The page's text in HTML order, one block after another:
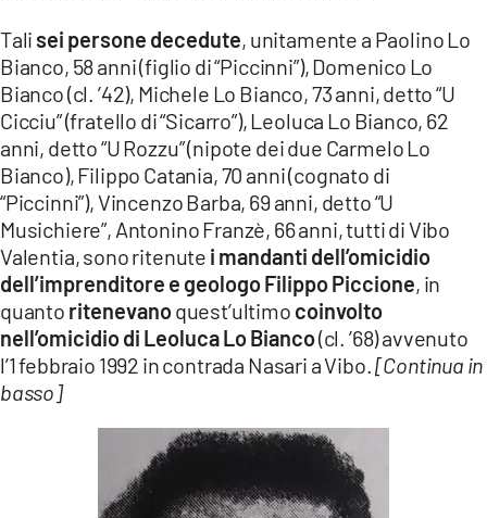
Tali sei persone decedute, unitamente a Paolino Lo
Bianco, 58 anni (figlio di “Piccinni”), Domenico Lo
Bianco (cl. ’42), Michele Lo Bianco, 73 anni, detto “U
Cicciu” (fratello di “Sicarro”), Leoluca Lo Bianco, 62
anni, detto “U Rozzu” (nipote dei due Carmelo Lo
Bianco), Filippo Catania, 70 anni (cognato di
“Piccinni”), Vincenzo Barba, 69 anni, detto “U
Musichiere”, Antonino Franzè, 66 anni, tutti di Vibo
Valentia, sono ritenute i mandanti dell’omicidio
dell’imprenditore e geologo Filippo Piccione, in
quanto ritenevanoquest’ultimo coinvolto
nell’omicidio di Leoluca Lo Bianco(cl. ’68) avvenuto
l’1 febbraio 1992 in contrada Nasari a Vibo.[Continua in
basso]